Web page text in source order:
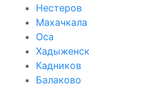
Нестеров
Махачкала
Оса
Хадыженск
Кадников
Балаково